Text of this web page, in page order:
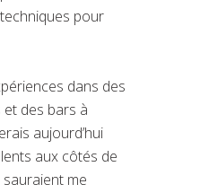
pour
dans des
des bars à
aujourd’hui
aux côtés de
me